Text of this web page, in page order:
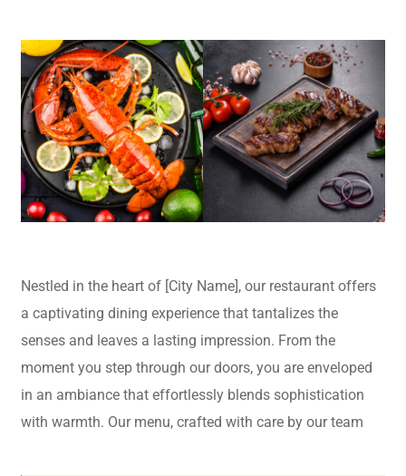
Nestled in the heart of [City Name], our restaurant offers
a captivating dining experience that tantalizes the
senses and leaves a lasting impression. From the
moment you step through our doors, you are enveloped
in an ambiance that effortlessly blends sophistication
with warmth. Our menu, crafted with care by our team